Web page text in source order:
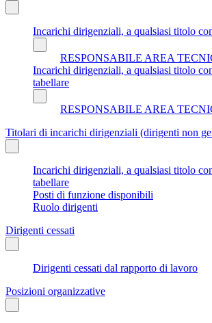
Incarichi dirigenziali, a qualsiasi titolo
RESPONSABILE AREA
Incarichi dirigenziali, a qualsiasi titolo
tabellare
RESPONSABILE AREA
Titolari di incarichi dirigenziali (dirigenti non
Incarichi dirigenziali, a qualsiasi titolo
tabellare
Posti di funzione disponibili
Ruolo dirigenti
Dirigenti cessati
Dirigenti cessati dal rapporto di lavoro
Posizioni organizzative